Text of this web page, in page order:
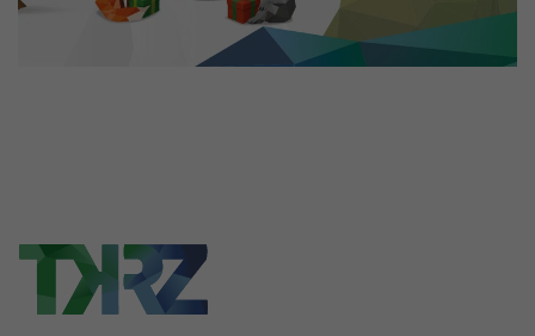
Dieses Cookie wird von Google Analytics
installiert. Das Cookie wird verwendet, um
in anonymisierter Form.